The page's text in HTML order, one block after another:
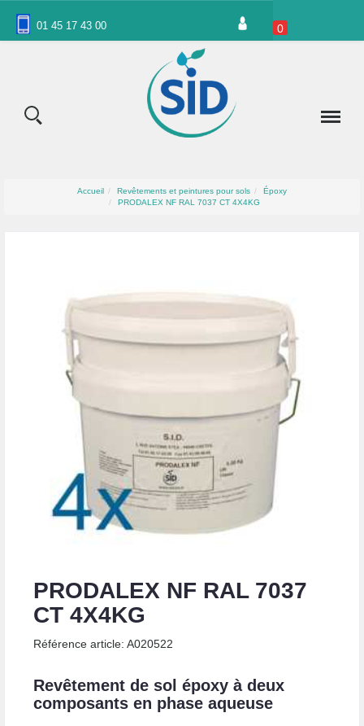
01 45 17 43 00 0
Accueil Revêtements et peintures pour sols
Époxy
PRODALEX NF RAL 7037 CT 4X4KG
PRODALEX NF RAL 7037
CT 4X4KG
Référence article: A020522
Revêtement de sol époxy à deux
composants en phase aqueuse